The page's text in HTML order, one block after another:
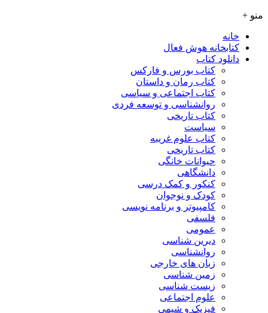
منو +
خانه
کتابخانه هوش فعال
دانلود کتاب
کتاب بورس و فارکس
کتاب رمان و داستان
کتاب اجتماعی و سیاسی
روانشناسی و توسعه فردی
کتاب تاریخی
سیاست
کتاب علوم غریبه
کتاب تاریخی
حیوانات خانگی
دانشگاهی
کنکور و کمک‌ درسی
کودک و نوجوان
کامپیوتر و برنامه نویسی
فلسفی
عمومی
دیرین شناسی
روانشناسی
زبان های خارجی
زمین شناسی
زیست شناسی
علوم اجتماعی
فیزیک و شیمی